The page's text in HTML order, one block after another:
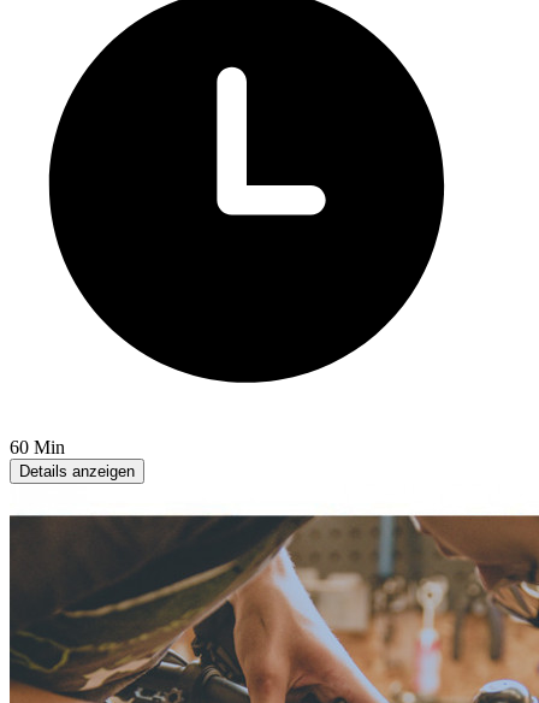
60 Min
Details anzeigen